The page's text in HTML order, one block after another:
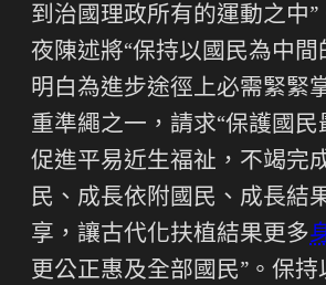
到治國理政所有的運動之中
夜陳述將“保持以國民為中間
明白為進步途徑上必需緊緊
重準繩之一，請求“保護國民
促進平易近生福祉，不竭完
民、成長依附國民、成長結
享，讓古代化扶植結果更多
更公正惠及全部國民”。保持